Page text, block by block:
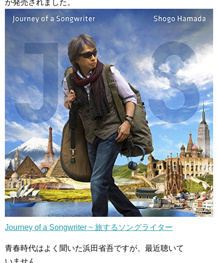
が発売されました。
Journey of a Songwriter ~ 旅するソングライター
青春時代はよく聞いた浜田省吾ですが、最近聴いて
いません。